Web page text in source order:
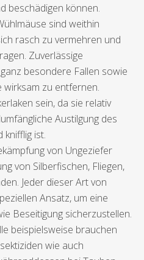
beschädigen können.
sind weithin
rasch zu vermehren und
Zuverlässige
besondere Fallen sowie
wirksam zu entfernen.
sein, da sie relativ
Austilgung des
knifflig ist.
von Ungeziefer
von Silberfischen, Fliegen,
Jeder dieser Art von
Ansatz, um eine
Beseitigung sicherzustellen.
beispielsweise brauchen
wie auch